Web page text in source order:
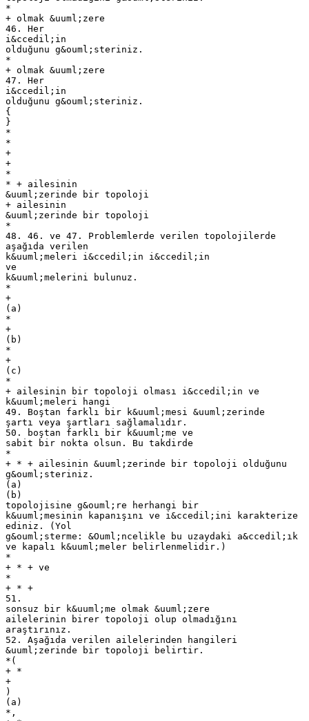
*
+ olmak &uuml;zere
46. Her
i&ccedil;in
olduğunu g&ouml;steriniz.
*
+ olmak &uuml;zere
47. Her
i&ccedil;in
olduğunu g&ouml;steriniz.
{
}
*
*
+
+
*
* + ailesinin
&uuml;zerinde bir topoloji
+ ailesinin
&uuml;zerinde bir topoloji
*
48. 46. ve 47. Problemlerde verilen topolojilerde
aşağıda verilen
k&uuml;meleri i&ccedil;in i&ccedil;in
ve
k&uuml;melerini bulunuz.
*
+
(a)
*
+
(b)
*
+
(c)
*
+ ailesinin bir topoloji olması i&ccedil;in ve
k&uuml;meleri hangi
49. Boştan farklı bir k&uuml;mesi &uuml;zerinde
şartı veya şartları sağlamalıdır.
50. boştan farklı bir k&uuml;me ve
sabit bir nokta olsun. Bu takdirde
*
+ * + ailesinin &uuml;zerinde bir topoloji olduğunu
g&ouml;steriniz.
(a)
(b)
topolojisine g&ouml;re herhangi bir
k&uuml;mesinin kapanışını ve i&ccedil;ini karakterize
ediniz. (Yol
g&ouml;sterme: &Ouml;ncelikle bu uzaydaki a&ccedil;ık
ve kapalı k&uuml;meler belirlenmelidir.)
*
+ * + ve
*
+ * +
51.
sonsuz bir k&uuml;me olmak &uuml;zere
ailelerinin birer topoloji olup olmadığını
araştırınız.
52. Aşağıda verilen ailelerinden hangileri
&uuml;zerinde bir topoloji belirtir.
*(
+ *
+
)
(a)
*,